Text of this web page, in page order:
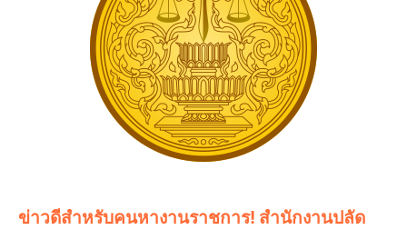
ข่าวดีสำหรับคนหางานราชการ! สำนักงานปลัด